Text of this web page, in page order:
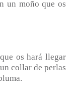
un moño que os
os hará llegar
collar de perlas